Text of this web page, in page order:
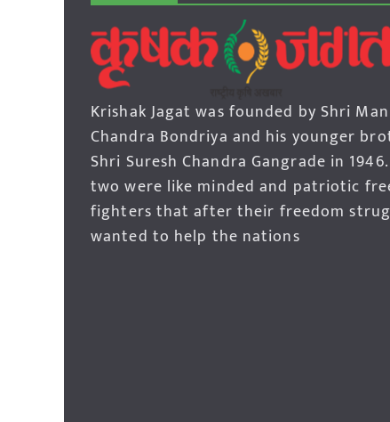
Krishak Jagat was founded by Shri
Chandra Bondriya and his younger
Shri Suresh Chandra Gangrade in
two were like minded and patriotic
fighters that after their freedom
wanted to help the nations